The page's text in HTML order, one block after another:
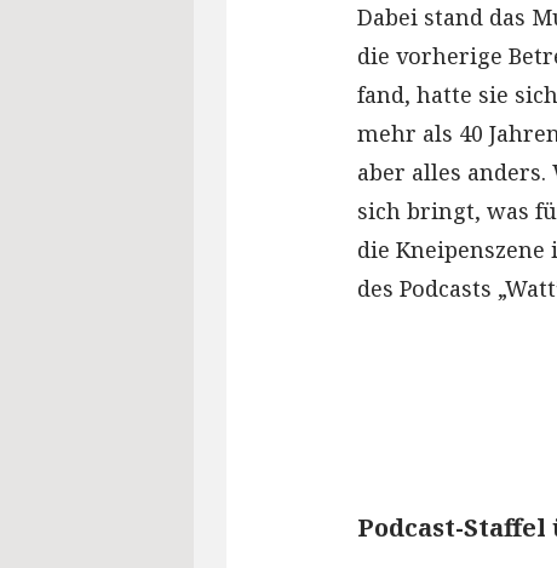
Dabei stand das
die vorherige
fand, hatte sie
mehr als 40
aber alles
sich bringt, was
die
des Podcasts
Podcast-